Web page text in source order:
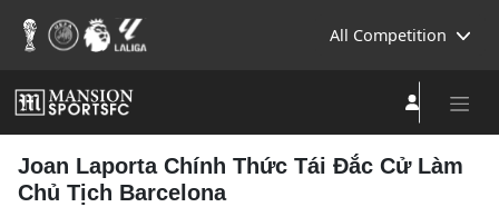
All Competition
Joan Laporta Chính Thức Tái Đắc Cử Làm
Chủ Tịch Barcelona